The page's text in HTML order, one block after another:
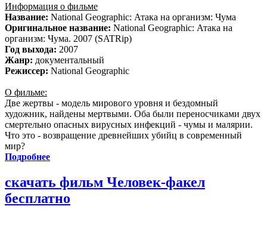
Информация о фильме
Название: National Geographic: Атака на организм: Чума
Оригинальное название: National Geographic: Атака на
организм: Чума. 2007 (SATRip)
Год выхода: 2007
Жанр: документальный
Режиссер: National Geographic
О фильме:
Две жертвы - модель мирового уровня и бездомный
художник, найдены мертвыми. Оба были переносчиками двух
смертельно опасных вирусных инфекций - чумы и малярии.
Что это - возвращение древнейших убийц в современный
мир?
Подробнее
скачать фильм Человек-факел
бесплатно